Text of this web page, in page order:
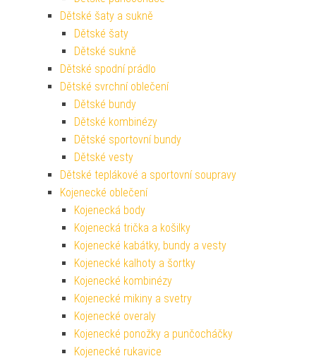
Dětské šaty a sukně
Dětské šaty
Dětské sukně
Dětské spodní prádlo
Dětské svrchní oblečení
Dětské bundy
Dětské kombinézy
Dětské sportovní bundy
Dětské vesty
Dětské teplákové a sportovní soupravy
Kojenecké oblečení
Kojenecká body
Kojenecká trička a košilky
Kojenecké kabátky, bundy a vesty
Kojenecké kalhoty a šortky
Kojenecké kombinézy
Kojenecké mikiny a svetry
Kojenecké overaly
Kojenecké ponožky a punčocháčky
Kojenecké rukavice